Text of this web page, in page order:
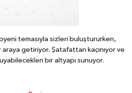
temasıyla sizleri buluştururken,
getiriyor. Şatafattan kaçınıyor ve
bir altyapı sunuyor.